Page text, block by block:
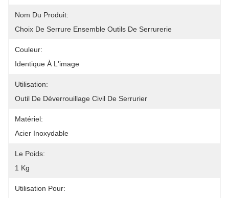
Nom Du Produit:
Choix De Serrure Ensemble Outils De Serrurerie
Couleur:
Identique À L'image
Utilisation:
Outil De Déverrouillage Civil De Serrurier
Matériel:
Acier Inoxydable
Le Poids:
1 Kg
Utilisation Pour: